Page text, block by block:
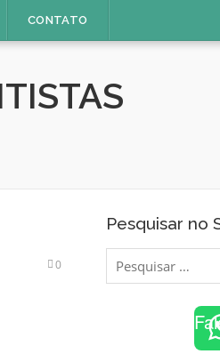
CONTATO
0
Pesquisar no
Pesquisar
por: